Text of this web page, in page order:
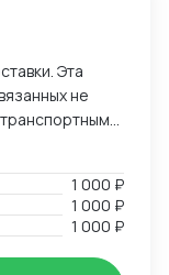
Эта
не
1 000 ₽
1 000 ₽
1 000 ₽